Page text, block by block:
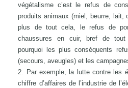
végétalisme c’est le refus de
produits animaux (miel, beurre,
plus de tout cela, le refus de
chaussures en cuir, bref de tout
pourquoi les plus conséquents
(secours, aveugles) et les
Par exemple, la lutte contre les
chiffre d’affaires de l’industrie de